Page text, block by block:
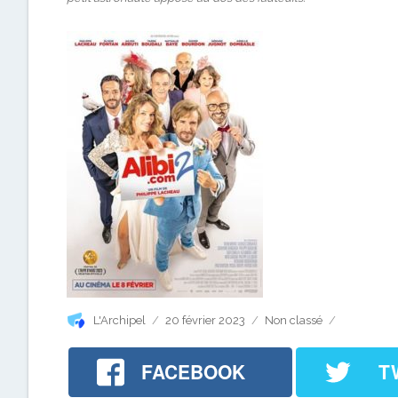
Auteur
L'Archipel
Publié
20 février 2023 Catégories
Non classé
FACEBOOK